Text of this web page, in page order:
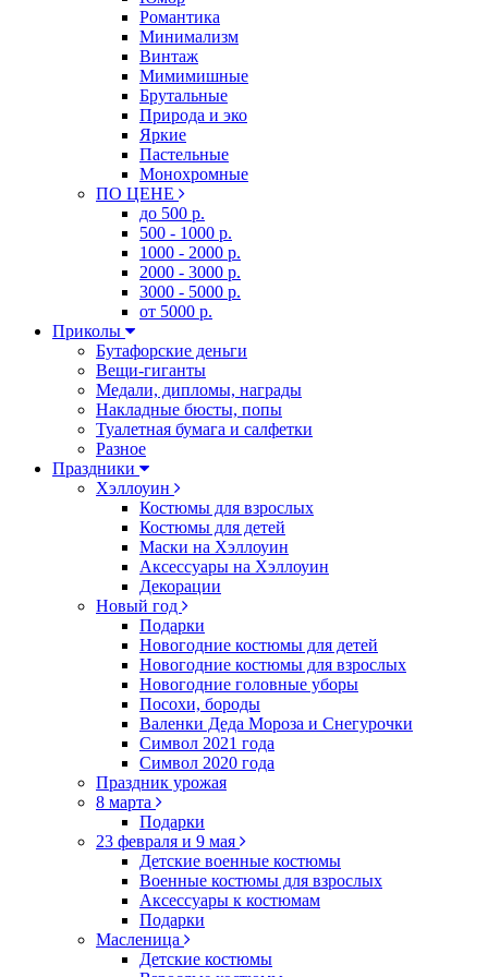
Романтика
Минимализм
Винтаж
Мимимишные
Брутальные
Природа и эко
Яркие
Пастельные
Монохромные
ПО ЦЕНЕ
до 500 р.
500 - 1000 р.
1000 - 2000 р.
2000 - 3000 р.
3000 - 5000 р.
от 5000 р.
Приколы
Бутафорские деньги
Вещи-гиганты
Медали, дипломы, награды
Накладные бюсты, попы
Туалетная бумага и салфетки
Разное
Праздники
Хэллоуин
Костюмы для взрослых
Костюмы для детей
Маски на Хэллоуин
Аксессуары на Хэллоуин
Декорации
Новый год
Подарки
Новогодние костюмы для детей
Новогодние костюмы для взрослых
Новогодние головные уборы
Посохи, бороды
Валенки Деда Мороза и Снегурочки
Символ 2021 года
Символ 2020 года
Праздник урожая
8 марта
Подарки
23 февраля и 9 мая
Детские военные костюмы
Военные костюмы для взрослых
Аксессуары к костюмам
Подарки
Масленица
Детские костюмы